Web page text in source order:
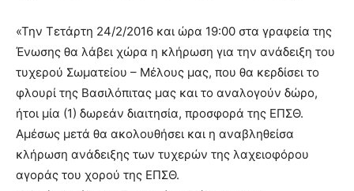
«Την Τετάρτη 24/2/2016 και ώρα 19:00 στα γραφεία της
Ένωσης θα λάβει χώρα η κλήρωση για την ανάδειξη του
τυχερού Σωματείου – Μέλους μας, που θα κερδίσει το
φλουρί της Βασιλόπιτας μας και το αναλογούν δώρο,
ήτοι μία (1) δωρεάν διαιτησία, προσφορά της ΕΠΣΘ.
Αμέσως μετά θα ακολουθήσει και η αναβληθείσα
κλήρωση ανάδειξης των τυχερών της λαχειοφόρου
αγοράς του χορού της ΕΠΣΘ.